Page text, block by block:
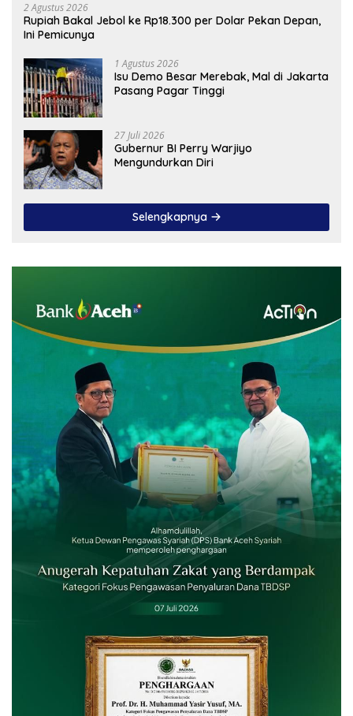
2 Agustus 2026
Rupiah Bakal Jebol ke Rp18.300 per Dolar Pekan Depan,
Ini Pemicunya
1 Agustus 2026
Isu Demo Besar Merebak, Mal di Jakarta
Pasang Pagar Tinggi
27 Juli 2026
Gubernur BI Perry Warjiyo
Mengundurkan Diri
Selengkapnya